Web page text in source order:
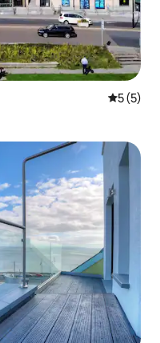
5 de
5 (5)